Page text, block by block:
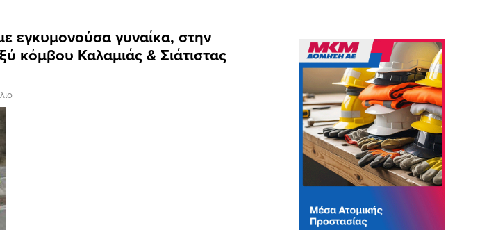
εγκυμονούσα γυναίκα, στην
κόμβου Καλαμιάς & Σιάτιστας